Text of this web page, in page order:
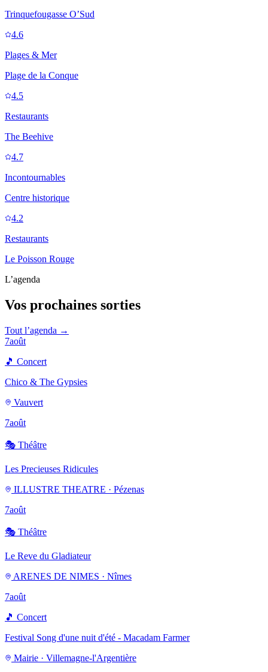
Trinquefougasse O’Sud
4.6
Plages & Mer
Plage de la Conque
4.5
Restaurants
The Beehive
4.7
Incontournables
Centre historique
4.2
Restaurants
Le Poisson Rouge
L’agenda
Vos prochaines sorties
Tout l’agenda →
7août
🎵 Concert
Chico & The Gypsies
Vauvert
7août
🎭 Théâtre
Les Precieuses Ridicules
ILLUSTRE THEATRE · Pézenas
7août
🎭 Théâtre
Le Reve du Gladiateur
ARENES DE NIMES · Nîmes
7août
🎵 Concert
Festival Song d'une nuit d'été - Macadam Farmer
Mairie · Villemagne-l'Argentière